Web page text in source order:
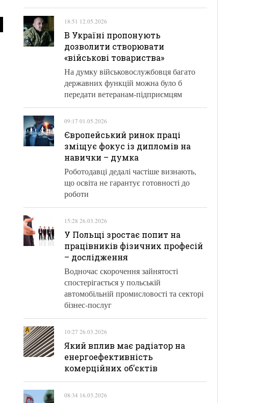
18:51 12.05.2026
В Україні пропонують
дозволити створювати
«військові товариства»
На думку військовослужбовця багато
державних функцій можна було б
передати ветеранам-підприємцям
09:17 01.05.2026
Європейський ринок праці
зміщує фокус із дипломів на
навички – думка
Роботодавці дедалі частіше визнають,
що освіта не гарантує готовності до
роботи
15:28 26.03.2026
У Польщі зростає попит на
працівників фізичних професій
– дослідження
Водночас скорочення зайнятості
спостерігається у польській
автомобільній промисловості та секторі
бізнес-послуг
10:27 26.03.2026
Який вплив має радіатор на
енергоефективність
комерційних об’єктів
08:34 16.03.2026